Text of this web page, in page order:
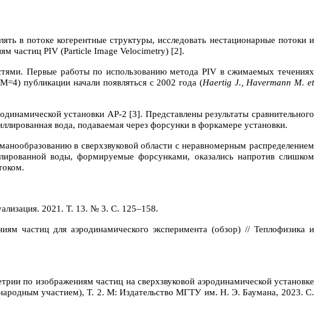
в потоке когерентные структуры, исследовать нестационарные потоки и
частиц PIV (Particle Image Velocimetry) [2].
Первые работы по использованию методаPIV в сжимаемых течениях
публикации начали появляться с 2002 года (Haertig J., Havermann M.et
установки АР-2 [3]. Представлены результаты сравнительного
вода, подаваемая через форсунки в форкамере установки.
в сверхзвуковой области с неравномерным распределением
воды, формируемые форсунками, оказались напротив слишком
2021. Т. 13. № 3. С. 125–158.
частиц для аэродинамического эксперимента (обзор) // Теплофизика и
по изображениям частиц на сверхзвуковой аэродинамической установке
участием), Т. 2. М: Издательство МГТУ им. Н. Э. Баумана, 2023. С.